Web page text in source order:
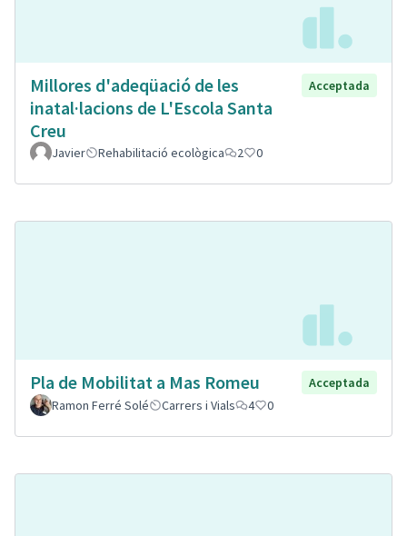
Millores d'adeqüació de les
inatal·lacions de L'Escola Santa
Creu
Acceptada
Javier Rehabilitació ecològica 2 0
Pla de Mobilitat a Mas Romeu
Acceptada
Ramon Ferré Solé
Carrers i Vials 4 0